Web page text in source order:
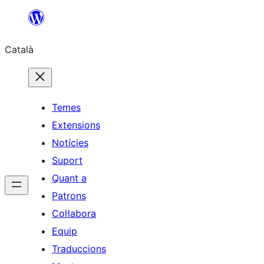
contingut
Català
Temes
Extensions
Notícies
Suport
Quant a
Patrons
Col·labora
Equip
Traduccions